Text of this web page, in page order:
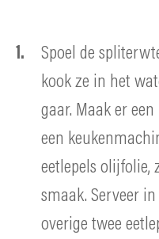
Spoel de
kook ze in het
gaar. Maak er
een
eetlepels olijfolie,
smaak. Serveer
overige twee